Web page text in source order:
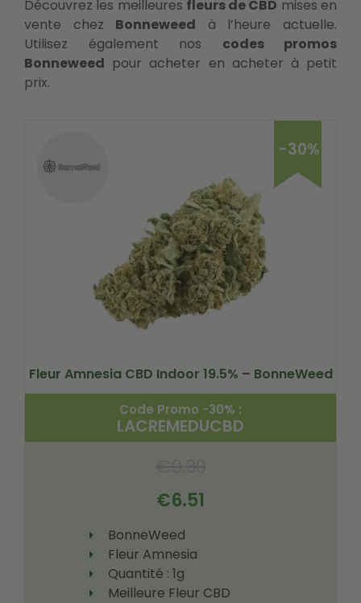
Découvrez les meilleures fleurs de CBD mises en
vente chez Bonneweed à l’heure actuelle.
Utilisez également nos codes promos
Bonneweed pour acheter en acheter à petit
prix.
-30%
Fleur Amnesia CBD Indoor 19.5% – BonneWeed
Code Promo -30% :
LACREMEDUCBD
€6.51
BonneWeed
Fleur Amnesia
Quantité : 1g
Meilleure Fleur CBD